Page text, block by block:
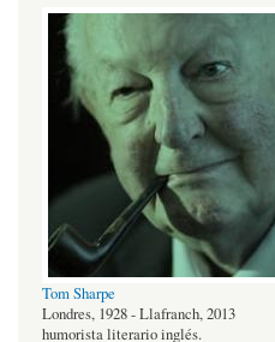
Tom Sharpe
Londres, 1928 - Llafranch, 2013
humorista literario inglés.